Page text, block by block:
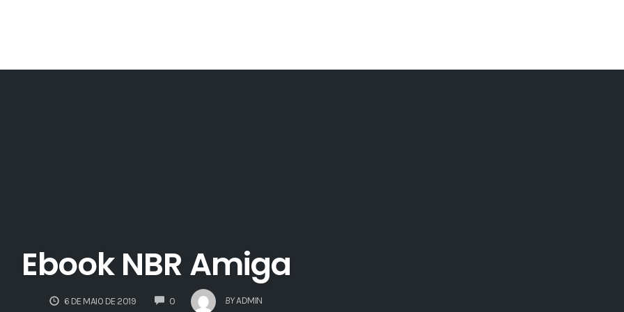
Ebook NBR Amiga
6 DE MAIO DE 2019 0COMMENTS BY ADMIN